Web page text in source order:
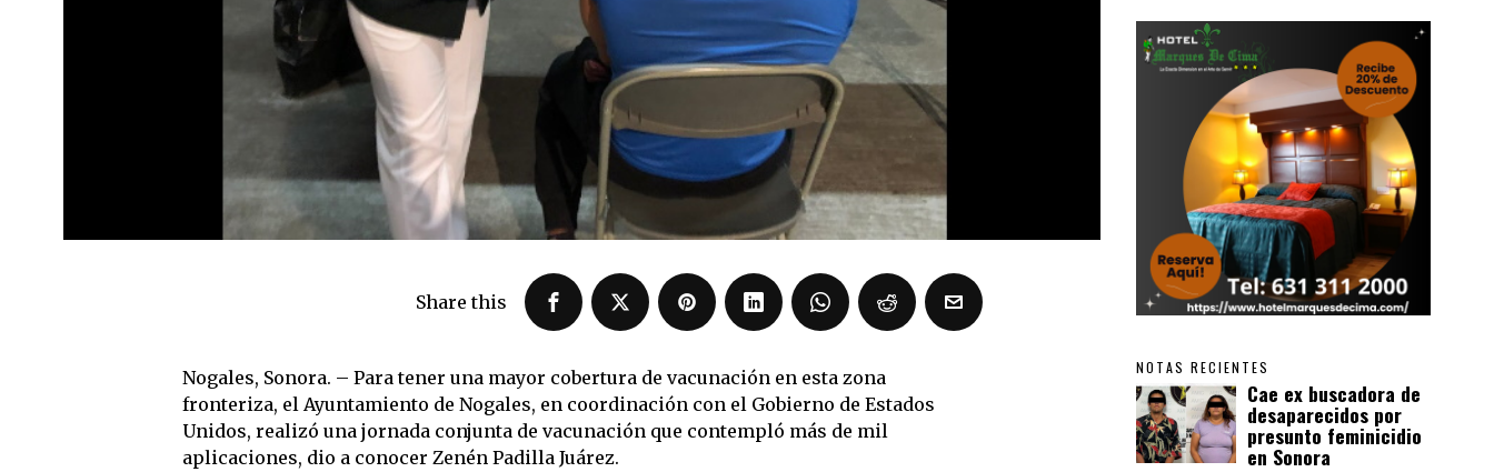
Share this
Nogales, Sonora. – Para tener una mayor cobertura de vacunación en esta zona
fronteriza, el Ayuntamiento de Nogales, en coordinación con el Gobierno de Estados
Unidos, realizó una jornada conjunta de vacunación que contempló más de mil
aplicaciones, dio a conocer Zenén Padilla Juárez.
NOTAS RECIENTES
Cae ex buscadora de
desaparecidos por
presunto feminicidio
en Sonora